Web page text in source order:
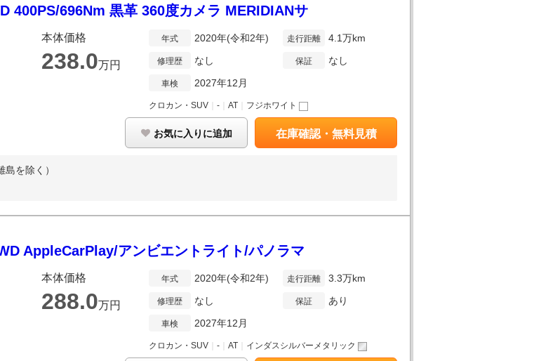
400PS/696Nm 黒革 360度カメラ MERIDIANサ
本体価格
238.0万円
年式 2020年(令和2年)
修理歴 なし
車検 2027年12月
走行距離 4.1万km
保証 なし
クロカン・SUV - AT フジホワイト
お気に入りに追加 在庫確認・無料見積
を除く）
AppleCarPlay/アンビエントライト/パノラマ
本体価格
288.0万円
年式 2020年(令和2年)
修理歴 なし
車検 2027年12月
走行距離 3.3万km
保証 あり
クロカン・SUV - AT インダスシルバーメタリック